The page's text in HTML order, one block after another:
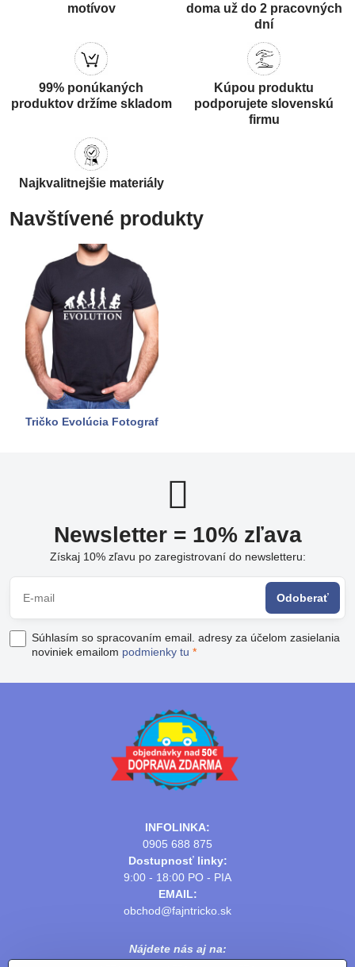
motívov
doma už do 2 pracovných
dní
99% ponúkaných
produktov držíme skladom
Kúpou produktu
podporujete slovenskú
firmu
Najkvalitnejšie materiály
Navštívené produkty
Tričko Evolúcia Fotograf
Newsletter = 10% zľava
Získaj 10% zľavu po zaregistrovaní do newsletteru:
Odoberať
Súhlasím so spracovaním email. adresy za účelom zasielania
noviniek emailom podmienky tu *
INFOLINKA:
0905 688 875
Dostupnosť linky:
9:00 - 18:00 PO - PIA
EMAIL:
obchod@fajntricko.sk
Nájdete nás aj na: